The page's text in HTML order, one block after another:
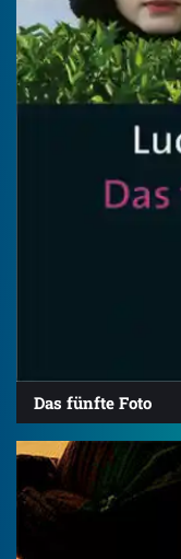
Das fünfte Foto